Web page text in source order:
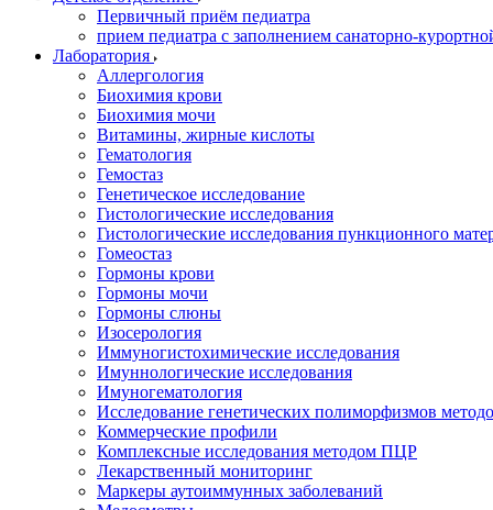
Первичный приём педиатра
прием педиатра с заполнением санаторно-
Лаборатория
Аллергология
Биохимия крови
Биохимия мочи
Витамины, жирные кислоты
Гематология
Гемостаз
Генетическое исследование
Гистологические исследования
Гистологические исследования пункционного
Гомеостаз
Гормоны крови
Гормоны мочи
Гормоны слюны
Изосерология
Иммуногистохимические исследования
Имуннологические исследования
Имуногематология
Исследование генетических полиморфизмов
Коммерческие профили
Комплексные исследования методом ПЦР
Лекарственный мониторинг
Маркеры аутоиммунных заболеваний